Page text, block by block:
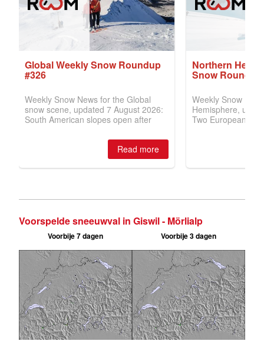
Voorspelde sneeuwval in Giswil - Mörlialp
Voorbije 7 dagen Voorbije 3 dagen